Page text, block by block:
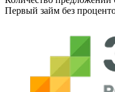
Первый займ без